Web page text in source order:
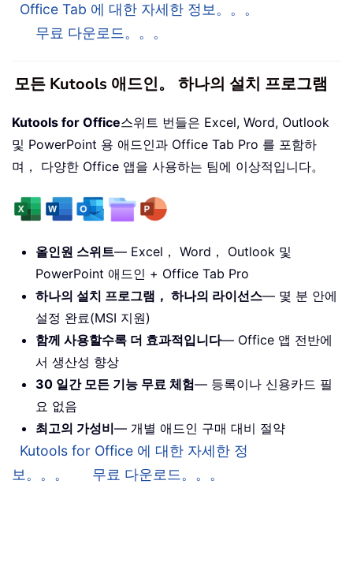
Office Tab 에 대한 자세한 정보。。。
무료 다운로드。。。
모든 Kutools 애드인。 하나의 설치 프로그램
Kutools for Office스위트 번들은 Excel, Word, Outlook
및 PowerPoint 용 애드인과 Office Tab Pro 를 포함하
며， 다양한 Office 앱을 사용하는 팀에 이상적입니다。
올인원 스위트— Excel， Word， Outlook 및
PowerPoint 애드인 + Office Tab Pro
하나의 설치 프로그램， 하나의 라이선스— 몇 분 안에
설정 완료(MSI 지원)
함께 사용할수록 더 효과적입니다— Office 앱 전반에
서 생산성 향상
30 일간 모든 기능 무료 체험— 등록이나 신용카드 필
요 없음
최고의 가성비— 개별 애드인 구매 대비 절약
Kutools for Office 에 대한 자세한 정
보。。。
무료 다운로드。。。